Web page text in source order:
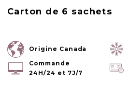
Carton de 6 sachets
Origine Canada
Commande
24H/24 et 7J/7